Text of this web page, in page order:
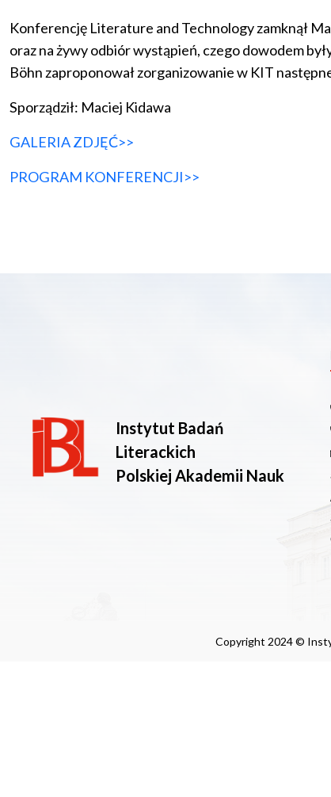
Konferencję Literature and Technology zamknął
oraz na żywy odbiór wystąpień, czego dowodem
Böhn zaproponował zorganizowanie w KIT
Sporządził: Maciej Kidawa
GALERIA ZDJĘĆ>>
PROGRAM KONFERENCJI>>
Instytut Badań
Literackich
Polskiej Akademii Nauk
Copyright 2024 ©